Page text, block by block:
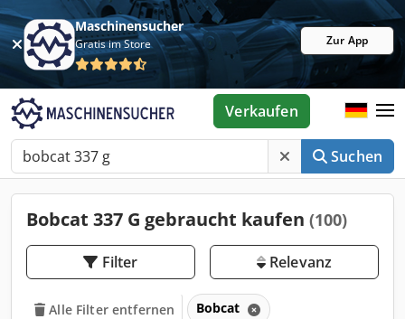
Maschinensucher
Gratis im Store Zur App
Suchen
Verkaufen
Bobcat 337 G gebraucht kaufen (100)
Filter Relevanz
Alle Filter entfernen Bobcat